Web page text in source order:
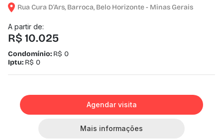
Rua Cura D'Ars, Barroca, Belo Horizonte - Minas Gerais
A partir de:
R$ 10.025
Condomínio: R$ 0
Iptu: R$ 0
Agendar visita
Mais informações